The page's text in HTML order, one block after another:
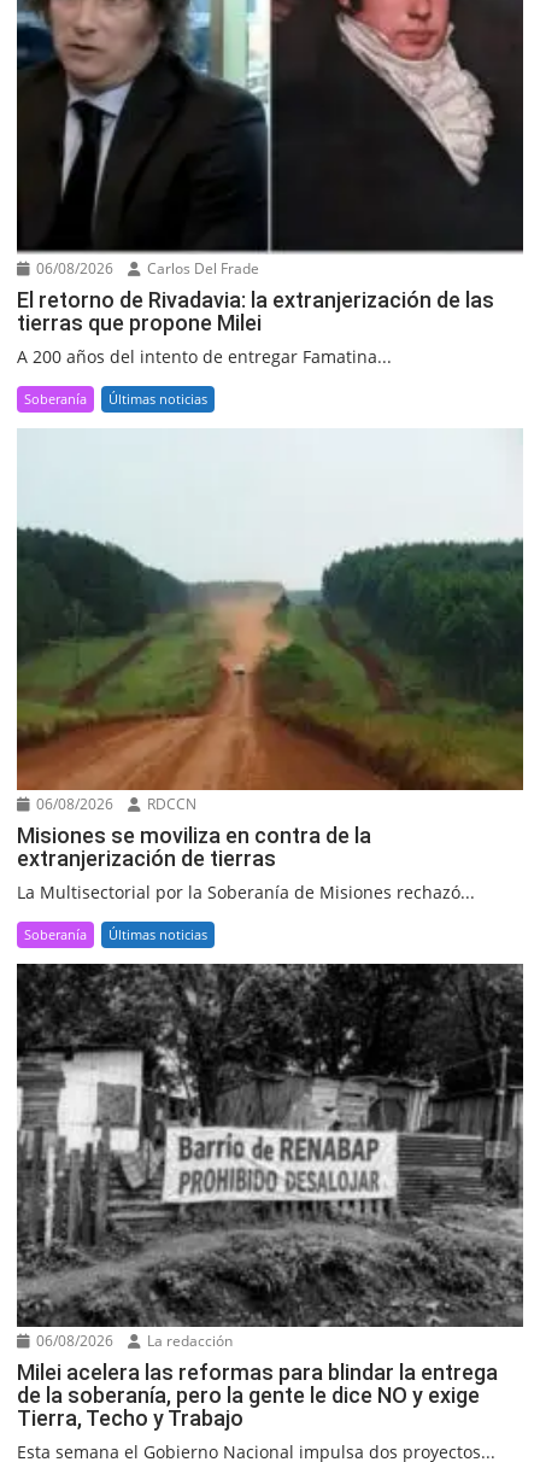
06/08/2026 Carlos Del Frade
El retorno de Rivadavia: la extranjerización de las
tierras que propone Milei
A 200 años del intento de entregar Famatina...
Soberanía Últimas noticias
06/08/2026 RDCCN
Misiones se moviliza en contra de la
extranjerización de tierras
La Multisectorial por la Soberanía de Misiones rechazó...
Soberanía Últimas noticias
06/08/2026 La redacción
Milei acelera las reformas para blindar la entrega
de la soberanía, pero la gente le dice NO y exige
Tierra, Techo y Trabajo
Esta semana el Gobierno Nacional impulsa dos proyectos...